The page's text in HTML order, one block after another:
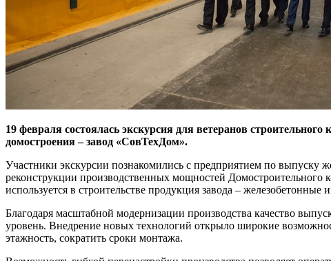
19 февраля состоялась экскурсия для ветеранов
домостроения – завод «СовТехДом».
Участники экскурсии познакомились с предприятием по выпуску
реконструкции производственных мощностей
используется в строительстве продукция завода –
Благодаря масштабной модернизации производства качество
уровень. Внедрение новых технологий открыло широкие
этажность, сократить сроки монтажа.